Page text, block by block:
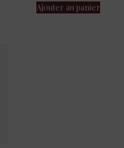
Ajouter au panier